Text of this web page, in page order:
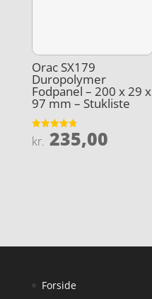
Orac SX179
Duropolymer
Fodpanel – 200 x 29 x
97 mm – Stukliste
Vurderet
4.8
kr. 235,00
Forside